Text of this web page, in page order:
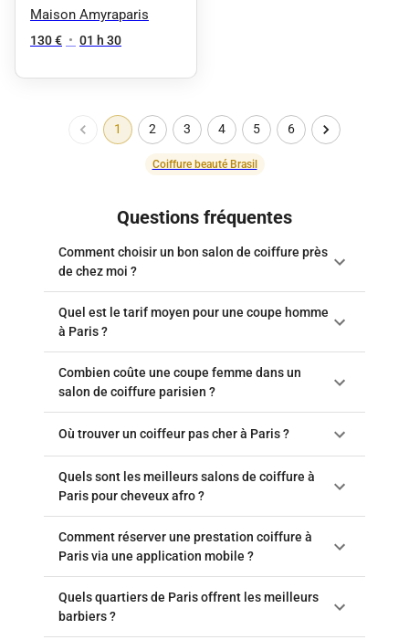
Pose individuelle
Maison Amyraparis
130 € • 01 h 30
1 2 3 4 5 6
Coiffure beauté Brasil
Questions fréquentes
Comment choisir un bon salon de coiffure près
de chez moi ?
Quel est le tarif moyen pour une coupe homme
à Paris ?
Combien coûte une coupe femme dans un
salon de coiffure parisien ?
Où trouver un coiffeur pas cher à Paris ?
Quels sont les meilleurs salons de coiffure à
Paris pour cheveux afro ?
Comment réserver une prestation coiffure à
Paris via une application mobile ?
Quels quartiers de Paris offrent les meilleurs
barbiers ?